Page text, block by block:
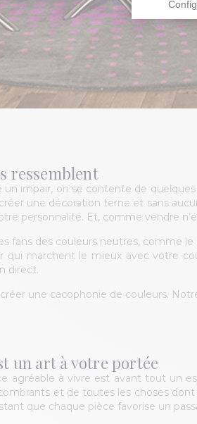
ressemblent
impair, on se contente de
une décoration terne et sans
personnalité. Et, comme vendre
fans des couleurs neutres, comme
qui marchent le mieux avec votre
direct.
une cacophonie de couleurs.
un art à votre portée
agréable à vivre est avant tout un
et de toutes les choses
que chaque pièce favorise un